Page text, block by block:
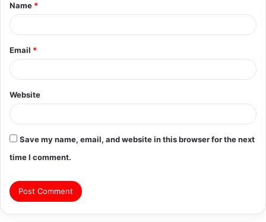
*
Name *
Email *
Website
Save my name, email, and website in this browser for the next
time I comment.